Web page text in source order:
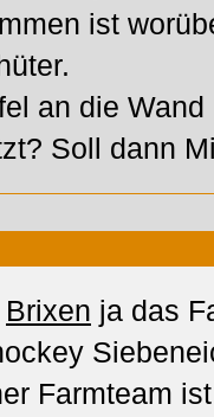
ist
an die
Soll dann
Brixen ja das
Farmteam